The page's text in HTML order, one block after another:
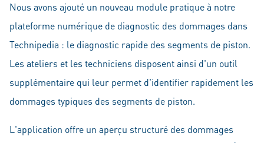
Nous avons ajouté un nouveau module pratique à notre
plateforme numérique de diagnostic des dommages dans
Technipedia : le diagnostic rapide des segments de piston.
Les ateliers et les techniciens disposent ainsi d'un outil
supplémentaire qui leur permet d'identifier rapidement les
dommages typiques des segments de piston.
L'application offre un aperçu structuré des dommages